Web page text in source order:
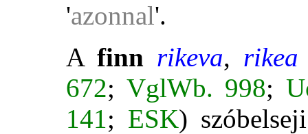
'azonnal'.
A finn rikeva, rikea
672; VglWb. 998;
141; ESK)